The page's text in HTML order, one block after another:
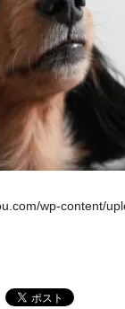
wp-content/